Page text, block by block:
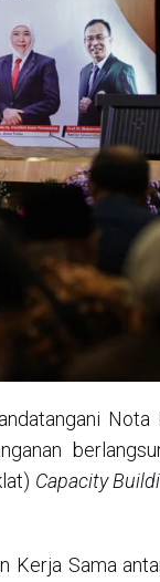
Nota
Capacity
Kerja Sama